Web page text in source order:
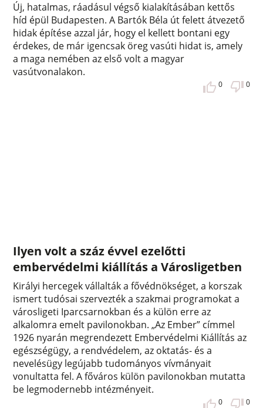
Új, hatalmas, ráadásul végső kialakításában kettős
híd épül Budapesten. A Bartók Béla út felett átvezető
hidak építése azzal jár, hogy el kellett bontani egy
érdekes, de már igencsak öreg vasúti hidat is, amely
a maga nemében az első volt a magyar
vasútvonalakon.
0 0
Ilyen volt a száz évvel ezelőtti
embervédelmi kiállítás a Városligetben
Királyi hercegek vállalták a fővédnökséget, a korszak
ismert tudósai szervezték a szakmai programokat a
városligeti Iparcsarnokban és a külön erre az
alkalomra emelt pavilonokban. „Az Ember” címmel
1926 nyarán megrendezett Embervédelmi Kiállítás az
egészségügy, a rendvédelem, az oktatás- és a
nevelésügy legújabb tudományos vívmányait
vonultatta fel. A főváros külön pavilonokban mutatta
be legmodernebb intézményeit.
0 0